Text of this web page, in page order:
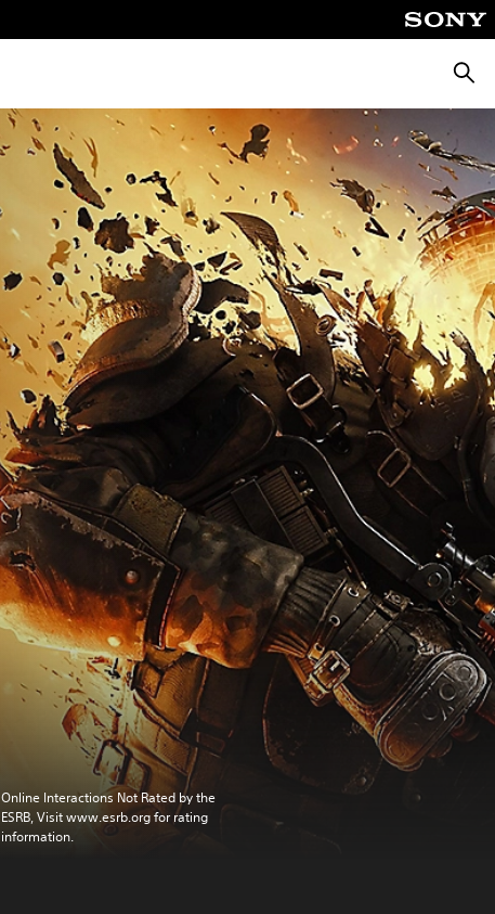
Online Interactions Not Rated by the
ESRB, Visit www.esrb.org for rating
information.